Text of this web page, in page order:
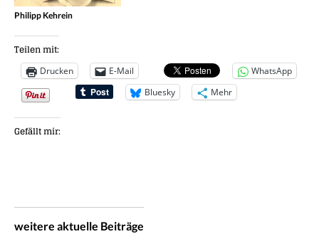
Philipp Kehrein
Teilen mit:
Drucken E-Mail
WhatsApp
Bluesky
Mehr
Gefällt mir:
weitere aktuelle Beiträge